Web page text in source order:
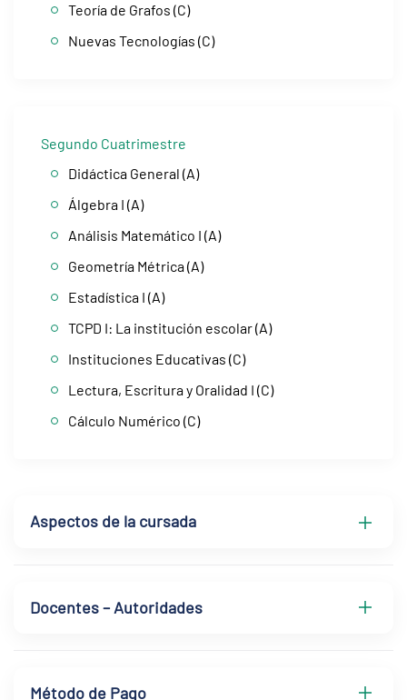
Teoría de Grafos (C)
Nuevas Tecnologías (C)
Segundo Cuatrimestre
Didáctica General (A)
Álgebra I (A)
Análisis Matemático I (A)
Geometría Métrica (A)
Estadística I (A)
TCPD I: La institución escolar (A)
Instituciones Educativas (C)
Lectura, Escritura y Oralidad I (C)
Cálculo Numérico (C)
Aspectos de la cursada
Docentes – Autoridades
Método de Pago